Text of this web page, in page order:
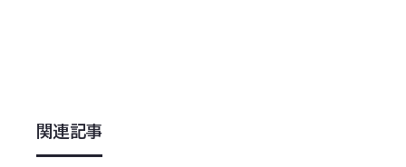
関連記事